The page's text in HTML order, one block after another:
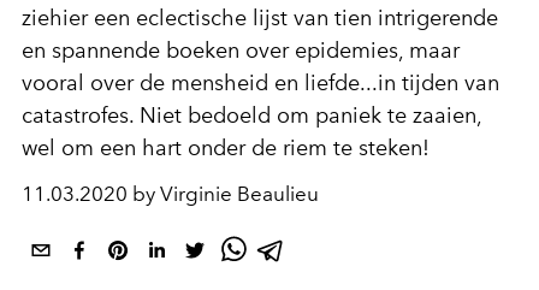
ziehier een eclectische lijst van tien intrigerende
en spannende boeken over epidemies, maar
vooral over de mensheid en liefde...in tijden van
catastrofes. Niet bedoeld om paniek te zaaien,
wel om een hart onder de riem te steken!
11.03.2020 by Virginie Beaulieu